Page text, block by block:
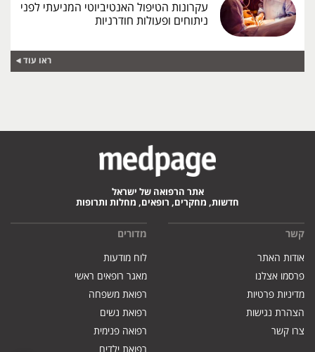
עקרונות הטיפול האנטיביוטי המניעתי לפני
ניתוחים ופעולות חודרניות
ראו עוד
אתר הרפואה של ישראל
חדשות, מחקרים, רופאים, מחלות ותרופות
קשר
אודות האתר
פרסמו אצלנו
מדיניות פרטיות
הצהרת נגישות
צרו קשר
מדורים
לוח מודעות
מאגר רופאים ראשי
רפואת משפחה
רפואת נשים
רפואה פנימית
רפואת ילדים